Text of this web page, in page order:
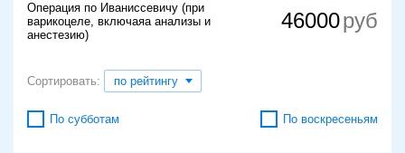
Операция по Иваниссевичу (при
варикоцеле, включаяа анализы и
анестезию)
46000
Сортировать: по рейтингу
По субботам По воскресеньям